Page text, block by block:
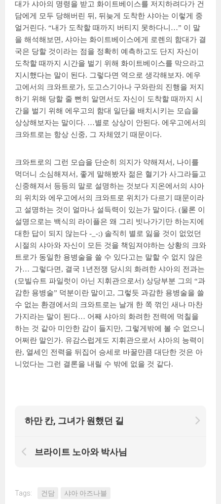
대가 샤아의 명령을 받고 화이트베이스를 저지하려다가 건
담에게 모두 당해버린 뒤, 뒤늦게 도착한 샤아는 이렇게 중
얼거린다. “내가 도착할 때까지 버티지 못하다니…” 이 말
을 해석해보면, 샤아는 화이트베이스에게 로렌의 함대가 결
국은 당할 것이라는 점을 정확히 예측하고도 단지 자신이
도착할 때까지 시간을 벌기 위해 화이트베이스를 막으라고
지시했다는 말이 된다. 그렇다면 역으로 생각해보자. 에우
고에서의 크와트로가, 도고스기아나 구와란의 진행을 저지
하기 위해 당할 줄 뻔히 알면서도 자신이 도착할 때까지 시
간을 벌기 위해 에우고의 함대 일단을 배치시키는 모습을
상상해보자는 말이다. …별로 상상이 안된다. 에우고에서의
크와트로는 항상 신중, 그 자체였기 때문이다.
크와트로의 그런 모습을 단순히 의지가 약해져서, 나이를
먹더니 소심해져서, 좋게 말해봤자 젊은 혈기가 사그라들고
신중해져서 등등의 말로 설명하는 것보다 지온에서의 샤아
의 위치와 에우고에서의 크와트로 위치가 다르기 때문이라
고 설명하는 것이 얼마나 설득력이 있는가 말이다. (물론 이
설명으로는 백식의 라이플은 왜 그리 빗나가기만 하는지에
대한 답이 되지 않는다 -_-;) 솔직히 별로 잃을 것이 없었던
시절의 샤아와 자신이 모든 것을 책임져야하는 상황의 크와
트로가 동일한 용병술을 쓸 수 있다고는 말할 수 없지 않은
가… 그렇다면, 결국 1년전쟁 당시의 화려한 샤아의 전과는
(모빌슈트 파일럿이 아닌 지휘관으로서) 상당부분 그의 “과
감한 용병술” 덕분이란 말이고, 그렇듯 과감한 용병술을 쓸
수 없는 환경에서의 크와트로는 날개 한 쪽 꺾인 새나 마찬
가지라는 말이 된다… 어째 샤아의 화려한 전력에 먹칠을
하는 것 같아 미안한 감이 들지만, 그렇게밖에 볼 수 없으니
어쩌란 말인가. 유감스럽게도 지휘관으로서 샤아의 능력이
란, 열세인 전력을 뒤집어 승세로 바꿀만큼 대단한 것은 아
니었다는 그런 결론을 내릴 수 밖에 없을 것 같다.
하만 칸, 그녀가 원했던 길
브라이트 노아와 박사님
Tags: 건담 샤아 아즈나블